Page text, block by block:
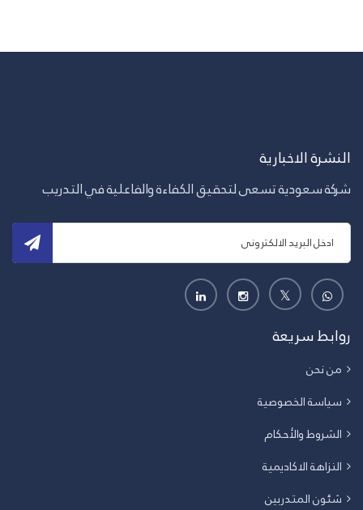
النشرة الاخبارية
شركة سعودية تسعى لتحقيق الكفاءة والفاعلية في التدريب
روابط سريعة
من نحن
سياسة الخصوصية
الشروط والأحكام
النزاهة الاكاديمية
شئون المتدربين